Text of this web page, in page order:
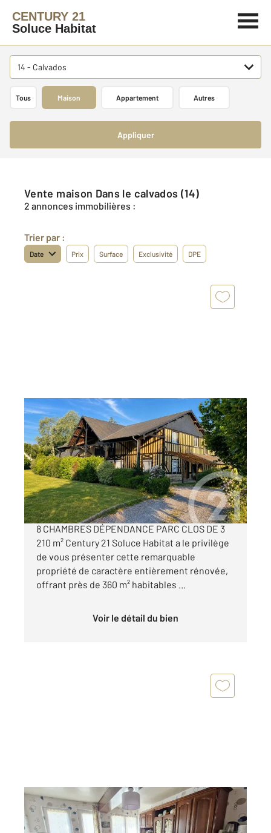
CENTURY 21
Soluce Habitat
14 - Calvados
Tous Maison Appartement Autres
Appliquer
Vente maison Dans le calvados (14)
2 annonces immobilières :
Trier par :
Date Prix Surface Exclusivité DPE
VALORBIQUET 14
361 m2, 11 pièces
Ref : 5894
Maison à vendre
485 000 €
PROPRIÉTÉ D'EXCEPTION DE 360 m² 11 PIÈCES
8 CHAMBRES DÉPENDANCE PARC CLOS DE 3
210 m² Century 21 Soluce Habitat a le privilège
de vous présenter cette remarquable
propriété de caractère entièrement rénovée,
offrant près de 360 m² habitables ...
Voir le détail du bien
ORBEC 14
74 m2, 4 pièces
Ref : 5392